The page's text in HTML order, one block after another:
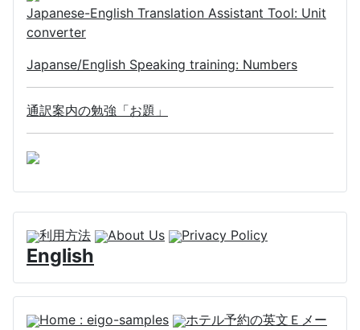
Japanese-English Translation Assistant Tool: Unit
converter
Japanse/English Speaking training: Numbers
通訳案内の勉強「お題」
利用方法 About Us Privacy Policy
English
Home : eigo-samples
ホテル予約の英文Ｅメー